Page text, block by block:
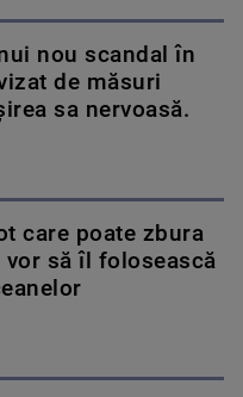
nou scandal în
de măsuri
sa nervoasă.
care poate zbura
să îl folosească